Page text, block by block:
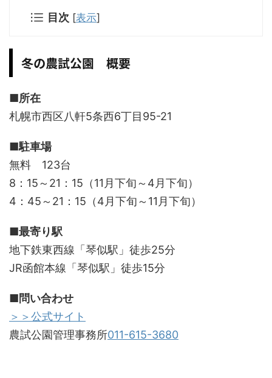
目次 [表示]
冬の農試公園 概要
■所在
札幌市西区八軒5条西6丁目95-21
■駐車場
無料 123台
8：15～21：15（11月下旬～4月下旬）
4：45～21：15（4月下旬～11月下旬）
■最寄り駅
地下鉄東西線「琴似駅」徒歩25分
JR函館本線「琴似駅」徒歩15分
■問い合わせ
＞＞公式サイト
農試公園管理事務所011-615-3680